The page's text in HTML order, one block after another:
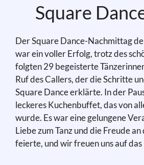
Square
Der Square Dance-Nachmittag
war ein voller Erfolg, trotz des
folgten 29 begeisterte
Ruf des Callers, der die Schritte
Square Dance erklärte. In der
leckeres Kuchenbuffet, das von
wurde. Es war eine gelungene
Liebe zum Tanz und die Freude
feierte, und wir freuen uns auf das